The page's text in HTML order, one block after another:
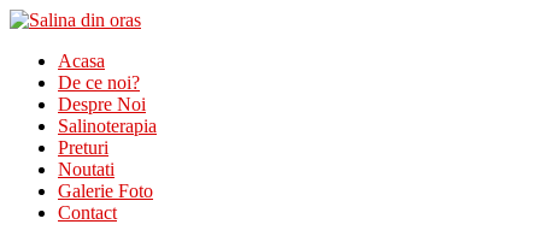
Acasa
De ce noi?
Despre Noi
Salinoterapia
Preturi
Noutati
Galerie Foto
Contact